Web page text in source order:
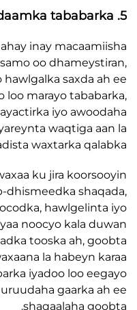
go'an tahay inay
farsamo oo
hawlgalka
oo loo marayo
dayactirka iyo
yareynta waqtiga
u qaadista waxtarka
waxaa ku jira
qaab-dhismeedka
socodka,
la bixiyaa noocyo kala
khadka tooska ah,
waxaana la
tababarka iyadoo loo
iyo shuruudaha
shaqaalaha